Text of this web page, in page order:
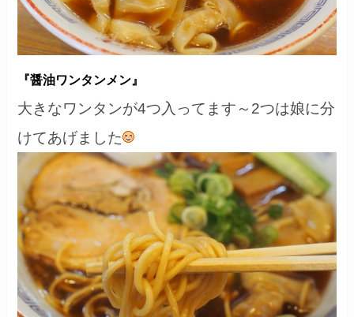
『醤油ワンタンメン』
大きなワンタンが4つ入ってます～2つは娘に分
けてあげました